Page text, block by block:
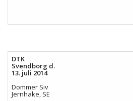
DTK
Svendborg d.
13. juli 2014
Dommer Siv
Jernhake, SE